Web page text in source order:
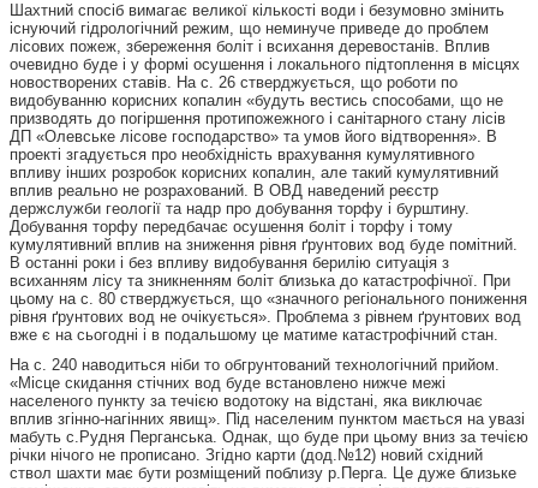
Шахтний спосіб вимагає великої кількості води і безумовно змінить
існуючий гідрологічний режим, що неминуче приведе до проблем
лісових пожеж, збереження боліт і всихання деревостанів. Вплив
очевидно буде і у формі осушення і локального підтоплення в місцях
новостворених ставів. На с. 26 стверджується, що роботи по
видобуванню корисних копалин «будуть вестись способами, що не
призводять до погіршення протипожежного і санітарного стану лісів
ДП «Олевське лісове господарство» та умов його відтворення». В
проекті згадується про необхідність врахування кумулятивного
впливу інших розробок корисних копалин, але такий кумулятивний
вплив реально не розрахований. В ОВД наведений реєстр
держслужби геології та надр про добування торфу і бурштину.
Добування торфу передбачає осушення боліт і торфу і тому
кумулятивний вплив на зниження рівня ґрунтових вод буде помітний.
В останні роки і без впливу видобування берилію ситуація з
всиханням лісу та зникненням боліт близька до катастрофічної. При
цьому на с. 80 стверджується, що «значного регіонального пониження
рівня ґрунтових вод не очікується». Проблема з рівнем ґрунтових вод
вже є на сьогодні і в подальшому це матиме катастрофічний стан.
На с. 240 наводиться ніби то обгрунтований технологічний прийом.
«Місце скидання стічних вод буде встановлено нижче межі
населеного пункту за течією водотоку на відстані, яка виключає
вплив згінно-нагінних явищ». Під населеним пунктом мається на увазі
мабуть с.Рудня Перганська. Однак, що буде при цьому вниз за течією
річки нічого не прописано. Згідно карти (дод.№12) новий східний
ствол шахти має бути розміщений поблизу р.Перга. Це дуже близьке